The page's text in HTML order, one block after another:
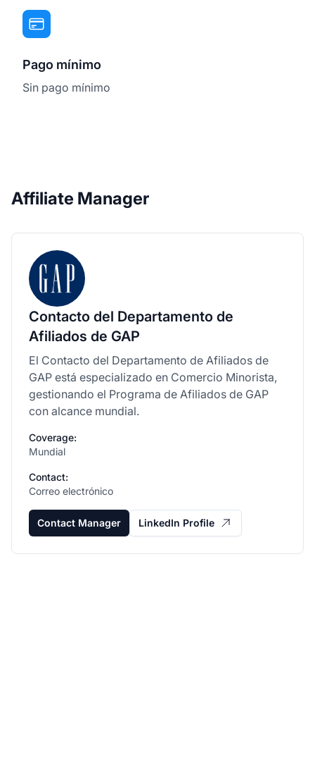
Pago mínimo
Sin pago mínimo
Affiliate Manager
Contacto del Departamento de
Afiliados de GAP
El Contacto del Departamento de Afiliados de
GAP está especializado en Comercio Minorista,
gestionando el Programa de Afiliados de GAP
con alcance mundial.
Coverage:
Mundial
Contact:
Correo electrónico
Contact Manager LinkedIn Profile